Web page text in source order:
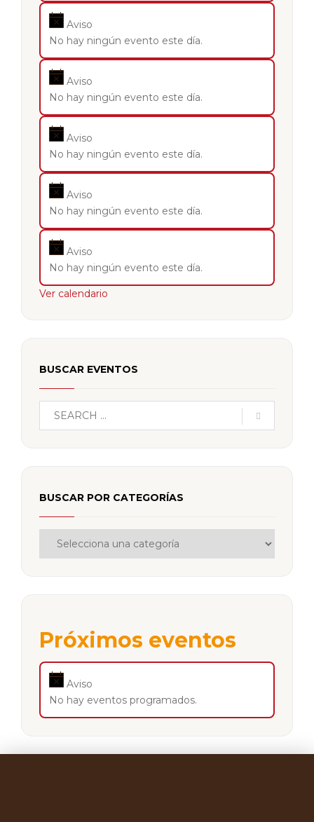
Aviso
No hay ningún evento este día.
Aviso
No hay ningún evento este día.
Aviso
No hay ningún evento este día.
Aviso
No hay ningún evento este día.
Aviso
No hay ningún evento este día.
Ver calendario
BUSCAR EVENTOS
BUSCAR POR CATEGORÍAS
Próximos eventos
Aviso
No hay eventos programados.